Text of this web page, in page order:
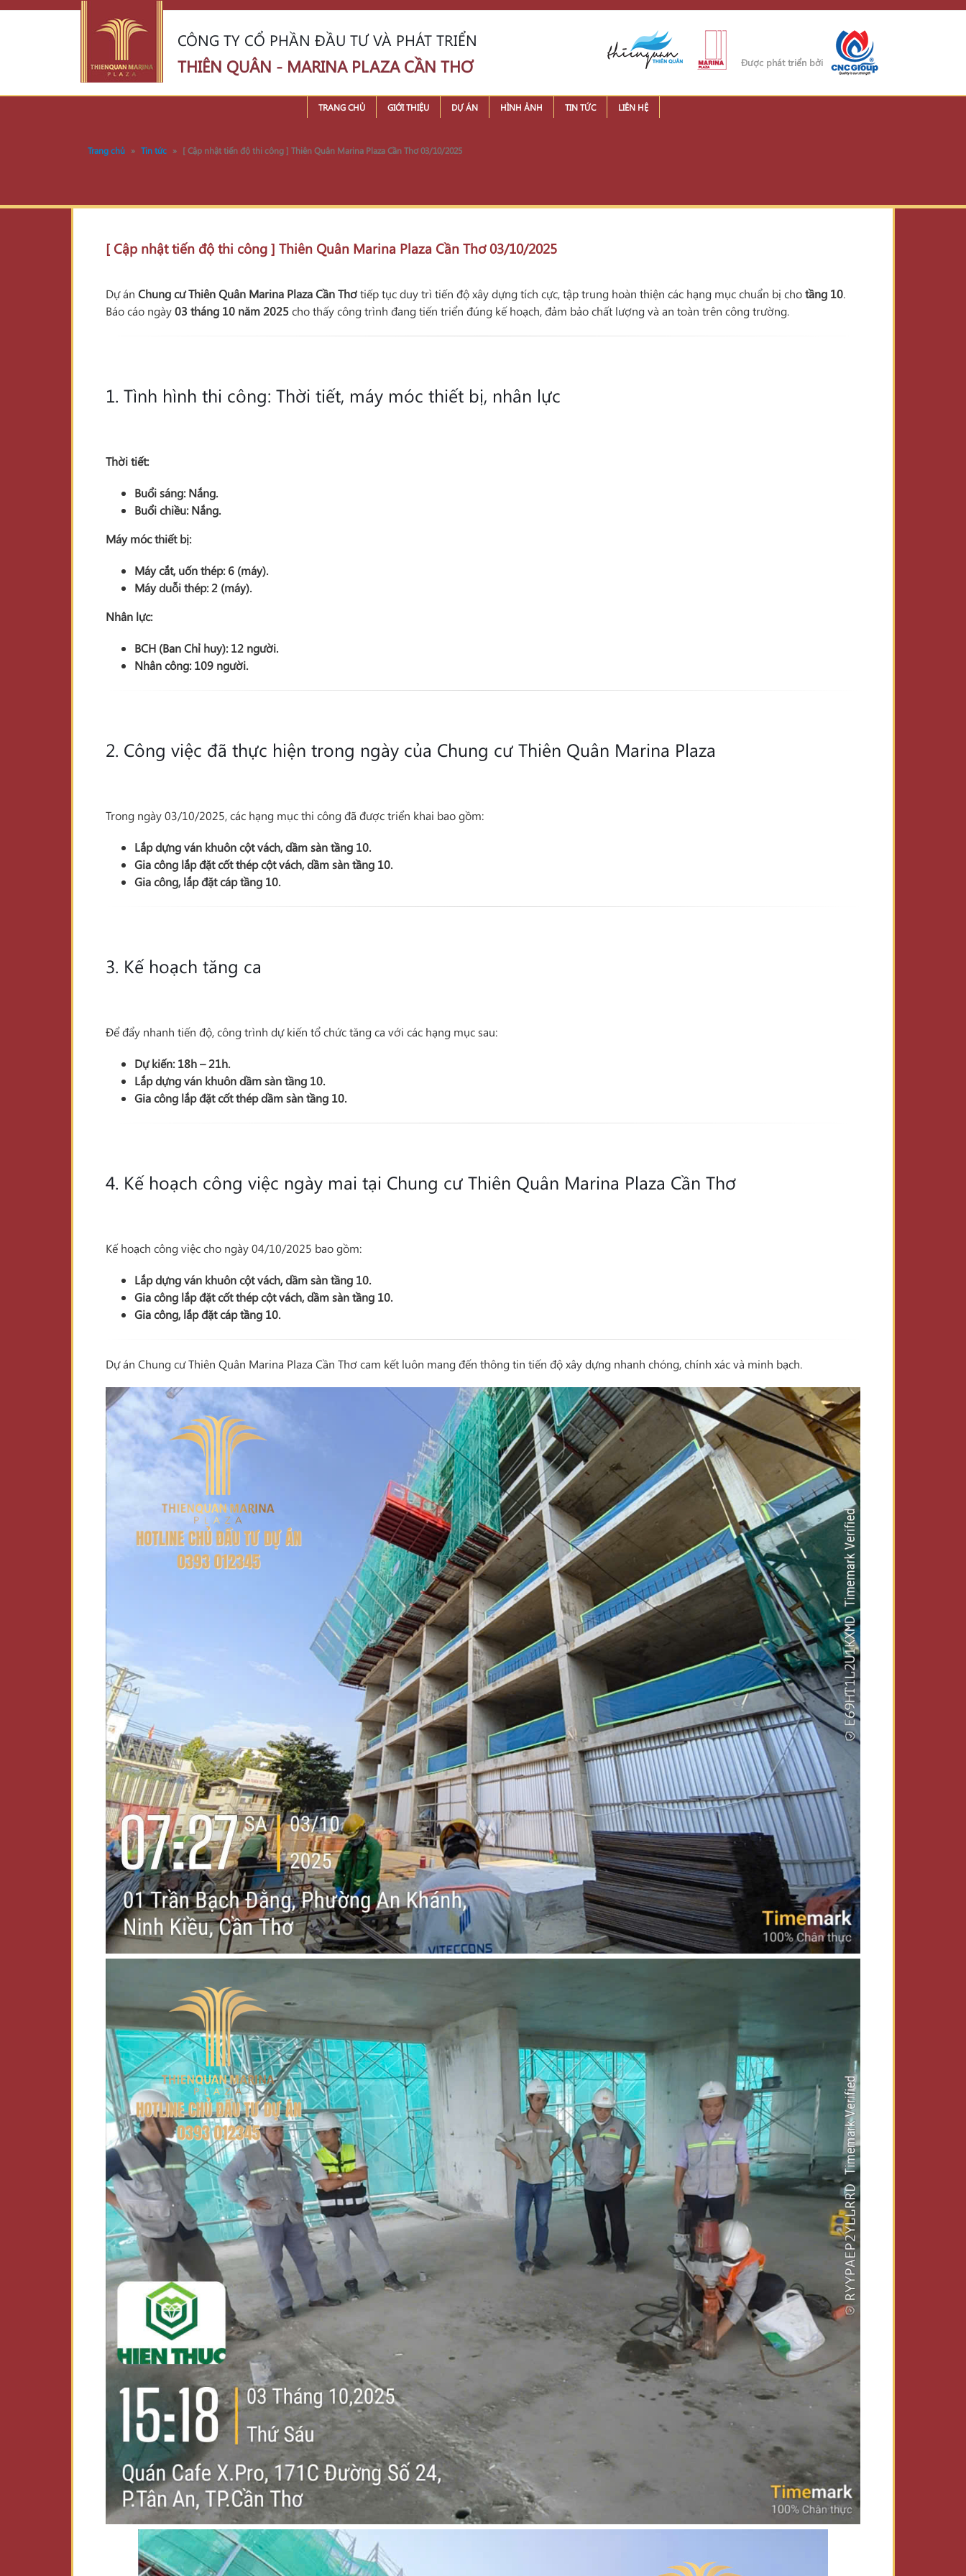
CÔNG TY CỔ PHẦN ĐẦU TƯ VÀ PHÁT TRIỂN
THIÊN QUÂN - MARINA PLAZA CẦN THƠ Được phát triển bởi
TRANG CHỦ GIỚI THIỆU DỰ ÁN HÌNH ẢNH TIN TỨC LIÊN HỆ
Trang chủ » Tin tức » [ Cập nhật tiến độ thi công ] Thiên Quân Marina Plaza Cần Thơ 03/10/2025
[ Cập nhật tiến độ thi công ] Thiên Quân Marina Plaza Cần Thơ 03/10/2025
Dự án Chung cư Thiên Quân Marina Plaza Cần Thơtiếp tục duy trì tiến độ xây dựng tích cực, tập trung hoàn thiện các hạng mục chuẩn bị chotầng 10.
Báo cáo ngày03 tháng 10 năm 2025cho thấy công trình đang tiến triển đúng kế hoạch, đảm bảo chất lượng và an toàn trên công trường.
1. Tình hình thi công: Thời tiết, máy móc thiết bị, nhân lực
Thời tiết:
Buổi sáng:Nắng.
Buổi chiều:Nắng.
Máy móc thiết bị:
Máy cắt, uốn thép:6 (máy).
Máy duỗi thép:2 (máy).
Nhân lực:
BCH (Ban Chỉ huy):12 người.
Nhân công:109 người.
2. Công việc đã thực hiện trong ngày của Chung cư Thiên Quân Marina Plaza
Trong ngày 03/10/2025, các hạng mục thi công đã được triển khai bao gồm:
Lắp dựng ván khuôncột vách, dầm sàntầng 10.
Gia công lắp đặt cốt thépcột vách, dầm sàntầng 10.
Gia công, lắp đặt cáptầng 10.
3. Kế hoạch tăng ca
Để đẩy nhanh tiến độ, công trình dự kiến tổ chức tăng ca với các hạng mục sau:
Dự kiến: 18h – 21h.
Lắp dựng ván khuôndầm sàntầng 10.
Gia công lắp đặt cốt thépdầm sàntầng 10.
4. Kế hoạch công việc ngày mai tại Chung cư Thiên Quân Marina Plaza Cần Thơ
Kế hoạch công việc cho ngày 04/10/2025 bao gồm:
Lắp dựng ván khuôncột vách, dầm sàntầng 10.
Gia công lắp đặt cốt thépcột vách, dầm sàntầng 10.
Gia công, lắp đặt cáptầng 10.
Dự án Chung cư Thiên Quân Marina Plaza Cần Thơ cam kết luôn mang đến thông tin tiến độ xây dựng nhanh chóng, chính xác và minh bạch.